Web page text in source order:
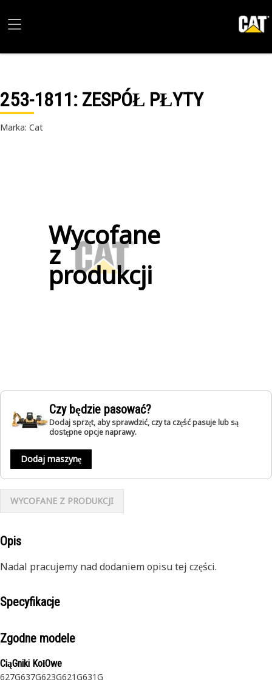
253-1811: ZESPÓŁ PŁYTY
Marka: Cat
Wycofane
z
produkcji
Czy będzie pasować?
Dodaj sprzęt, aby sprawdzić, czy ta część pasuje lub są
dostępne opcje naprawy.
Dodaj maszynę
WYCOFANE Z PRODUKCJI
Opis
Nadal pracujemy nad dodaniem opisu tej części.
Specyfikacje
Zgodne modele
CiąGniki KołOwe
627G637G623G621G631G